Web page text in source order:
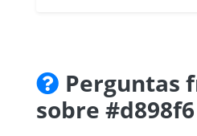
Perguntas
sobre #d898f6